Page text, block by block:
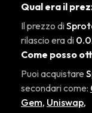
Qual era il
Il prezzo di
rilascio era di
Come posso
Puoi acquistare
secondari come:
Gem, Uniswap,